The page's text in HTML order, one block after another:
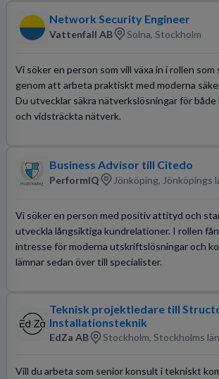
Network Security Engineer
Vattenfall AB Solna, Stockholm
Vi söker en person som vill växa in i rollen
genom att arbeta praktiskt med moderna
Du utvecklar säkra nätverkslösningar för
och vidsträckta nätverk.
Business Advisor till Citedo
PerformIQ Jönköping, Jönköpings
Vi söker en person med positiv attityd och
utveckla långsiktiga kundrelationer. I rollen
intresse för moderna utskriftslösningar och
lämnar sedan över till specialister.
Teknisk projektledare till
Installationsteknik
EdZa AB Stockholm, Stockholms län
Vill du arbeta som senior konsult i tekniskt